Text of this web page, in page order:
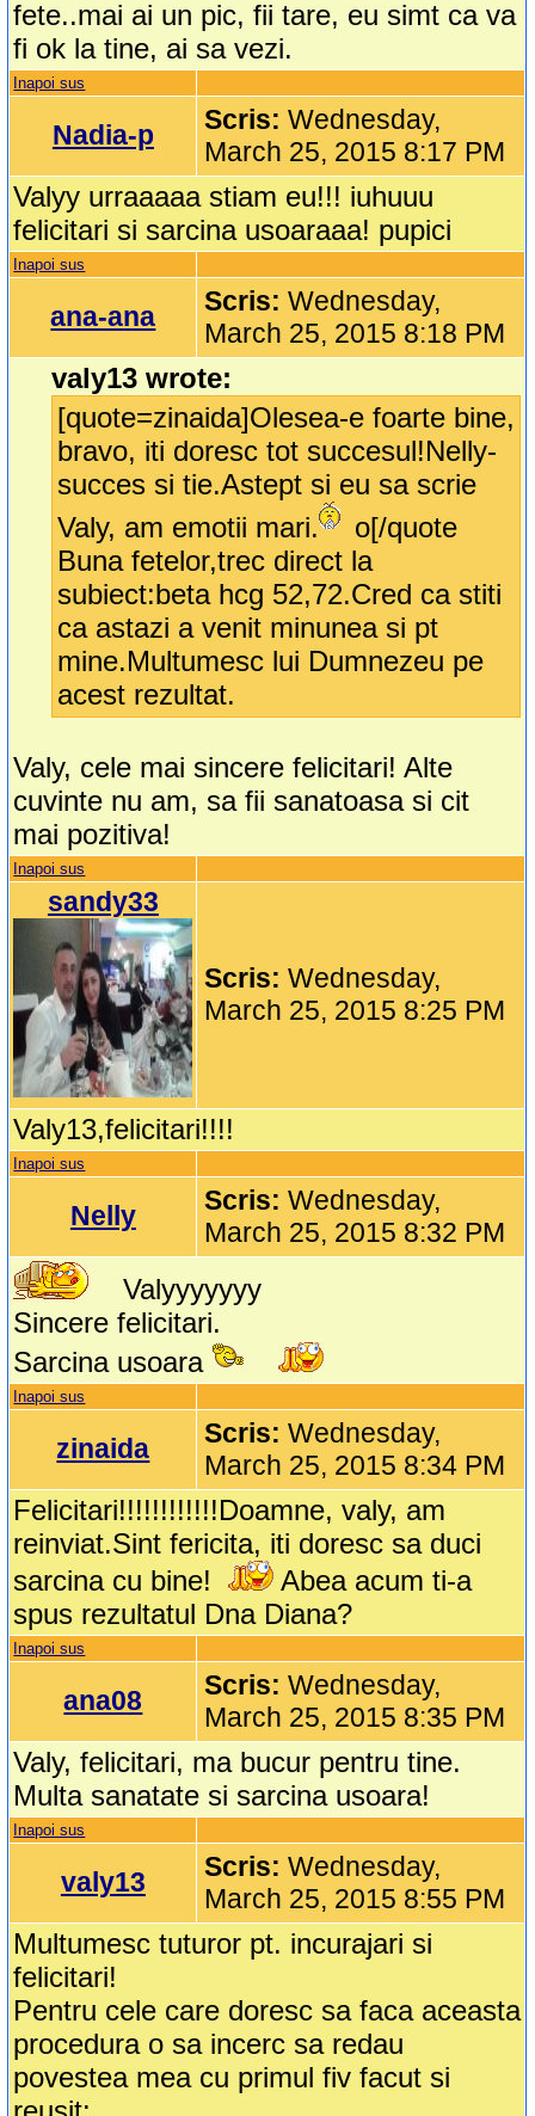
fete..mai ai un pic, fii tare, eu simt ca va
fi ok la tine, ai sa vezi.
Inapoi sus
Nadia-p Scris:Wednesday,
March 25, 2015 8:17 PM
Valyy urraaaaa stiam eu!!! iuhuuu
felicitari si sarcina usoaraaa! pupici
Inapoi sus
ana-ana Scris:Wednesday,
March 25, 2015 8:18 PM
valy13 wrote:
[quote=zinaida]Olesea-e foarte bine,
bravo, iti doresc tot succesul!Nelly-
succes si tie.Astept si eu sa scrie
Valy, am emotii mari.
o[/quote
Buna fetelor,trec direct la
subiect:beta hcg 52,72.Cred ca stiti
ca astazi a venit minunea si pt
mine.Multumesc lui Dumnezeu pe
acest rezultat.
Valy, cele mai sincere felicitari! Alte
cuvinte nu am, sa fii sanatoasa si cit
mai pozitiva!
Inapoi sus
sandy33
Scris:Wednesday,
March 25, 2015 8:25 PM
Valy13,felicitari!!!!
Inapoi sus
Nelly Scris:Wednesday,
March 25, 2015 8:32 PM
Valyyyyyyy
Sincere felicitari.
Sarcina usoara
Inapoi sus
zinaida Scris:Wednesday,
March 25, 2015 8:34 PM
Felicitari!!!!!!!!!!!!Doamne, valy, am
reinviat.Sint fericita, iti doresc sa duci
sarcina cu bine!
Abea acum ti-a
spus rezultatul Dna Diana?
Inapoi sus
ana08 Scris:Wednesday,
March 25, 2015 8:35 PM
Valy, felicitari, ma bucur pentru tine.
Multa sanatate si sarcina usoara!
Inapoi sus
valy13 Scris:Wednesday,
March 25, 2015 8:55 PM
Multumesc tuturor pt. incurajari si
felicitari!
Pentru cele care doresc sa faca aceasta
procedura o sa incerc sa redau
povestea mea cu primul fiv facut si